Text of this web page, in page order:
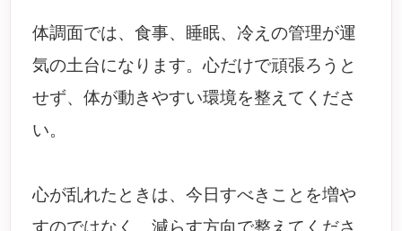
体調面では、食事、睡眠、冷えの管理が運
気の土台になります。心だけで頑張ろうと
せず、体が動きやすい環境を整えてくださ
い。
心が乱れたときは、今日すべきことを増や
すのではなく、減らす方向で整えてくださ